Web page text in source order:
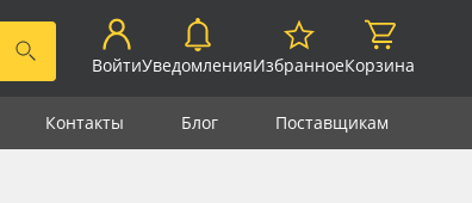
ВойтиУведомленияИзбранноеКорзина
Контакты Блог Поставщикам